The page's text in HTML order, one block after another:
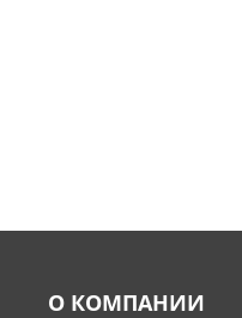
О КОМПАНИИ